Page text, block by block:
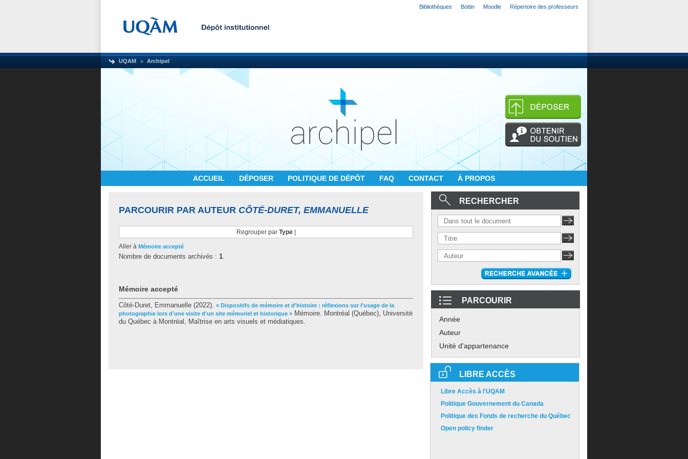
Bibliothèques Bottin Moodle Répertoire des professeurs
UQAM Archipel
ACCUEIL DÉPOSER POLITIQUE DE DÉPÔT FAQ CONTACT À PROPOS
PARCOURIR PAR AUTEUR CÔTÉ-DURET, EMMANUELLE
Regrouper par Type|
Aller à Mémoire accepté
Nombre de documents archivés : 1.
Mémoire accepté
Côté-Duret, Emmanuelle (2022). « Dispositifs de mémoire et d'histoire : réflexions sur l'usage de la
photographie lors d'une visite d'un site mémoriel et historique » Mémoire. Montréal (Québec), Université
du Québec à Montréal, Maîtrise en arts visuels et médiatiques.
RECHERCHER
PARCOURIR
Année
Auteur
Unité d'appartenance
LIBRE ACCÈS
Libre Accès à l'UQAM
Politique Gouvernement du Canada
Politique des Fonds de recherche du Québec
Open policy finder